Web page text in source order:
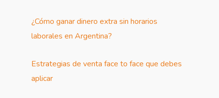
¿Cómo ganar dinero extra sin horarios
laborales en Argentina?
Estrategias de venta face to face que debes
aplicar